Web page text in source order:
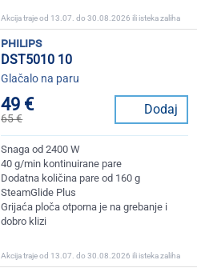
Akcija traje od 13.07. do 30.08.2026 ili isteka zaliha
philips
DST5010 10
Glačalo na paru
49 €
65 €
Dodaj
Snaga od 2400 W
40 g/min kontinuirane pare
Dodatna količina pare od 160 g
SteamGlide Plus
Grijaća ploča otporna je na grebanje i
dobro klizi
Akcija traje od 13.07. do 30.08.2026 ili isteka zaliha